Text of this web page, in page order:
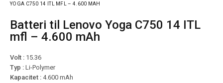
YOGA C750 14 ITL MFL – 4.600 MAH
Batteri til Lenovo Yoga C750 14 ITL
mfl – 4.600 mAh
Volt : 15.36
Typ : Li-Polymer
Kapacitet : 4.600 mAh